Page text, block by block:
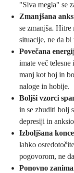
"Siva megla" se
Zmanjšana
se zmanjša. Hitre
situacije, ne da bi
Povečana
imate več
manj kot boj in
naloge in hobije.
Boljši vzorci
in se zbuditi bolj
depresiji in
Izboljšana
lahko
pogovorom, ne
Ponovno